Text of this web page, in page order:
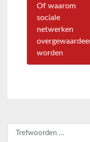
Of waarom
sociale
netwerken
worden
Zoeken naar: